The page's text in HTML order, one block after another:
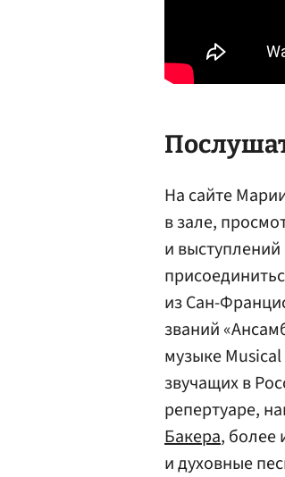
На сайте
в зале,
и
из Сан-
званий
музыке
звучащих в
репертуаре,
Бакера, более
и духовные